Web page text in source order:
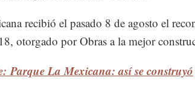
recibió el pasado 8 de agosto el
otorgado por Obras a la mejor
Parque La Mexicana: así se construyó